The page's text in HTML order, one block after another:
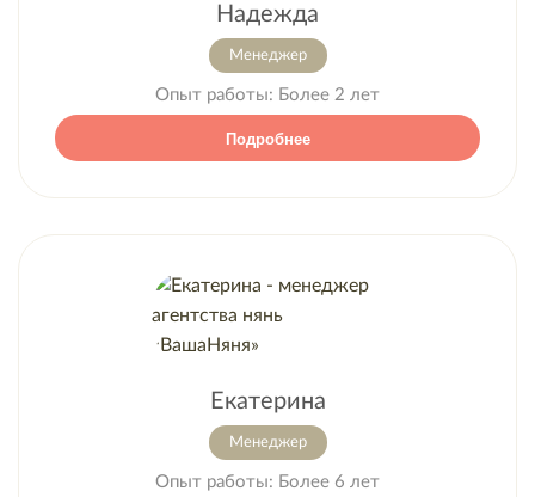
Надежда
Менеджер
Опыт работы: Более 2 лет
Подробнее
Екатерина
Менеджер
Опыт работы: Более 6 лет